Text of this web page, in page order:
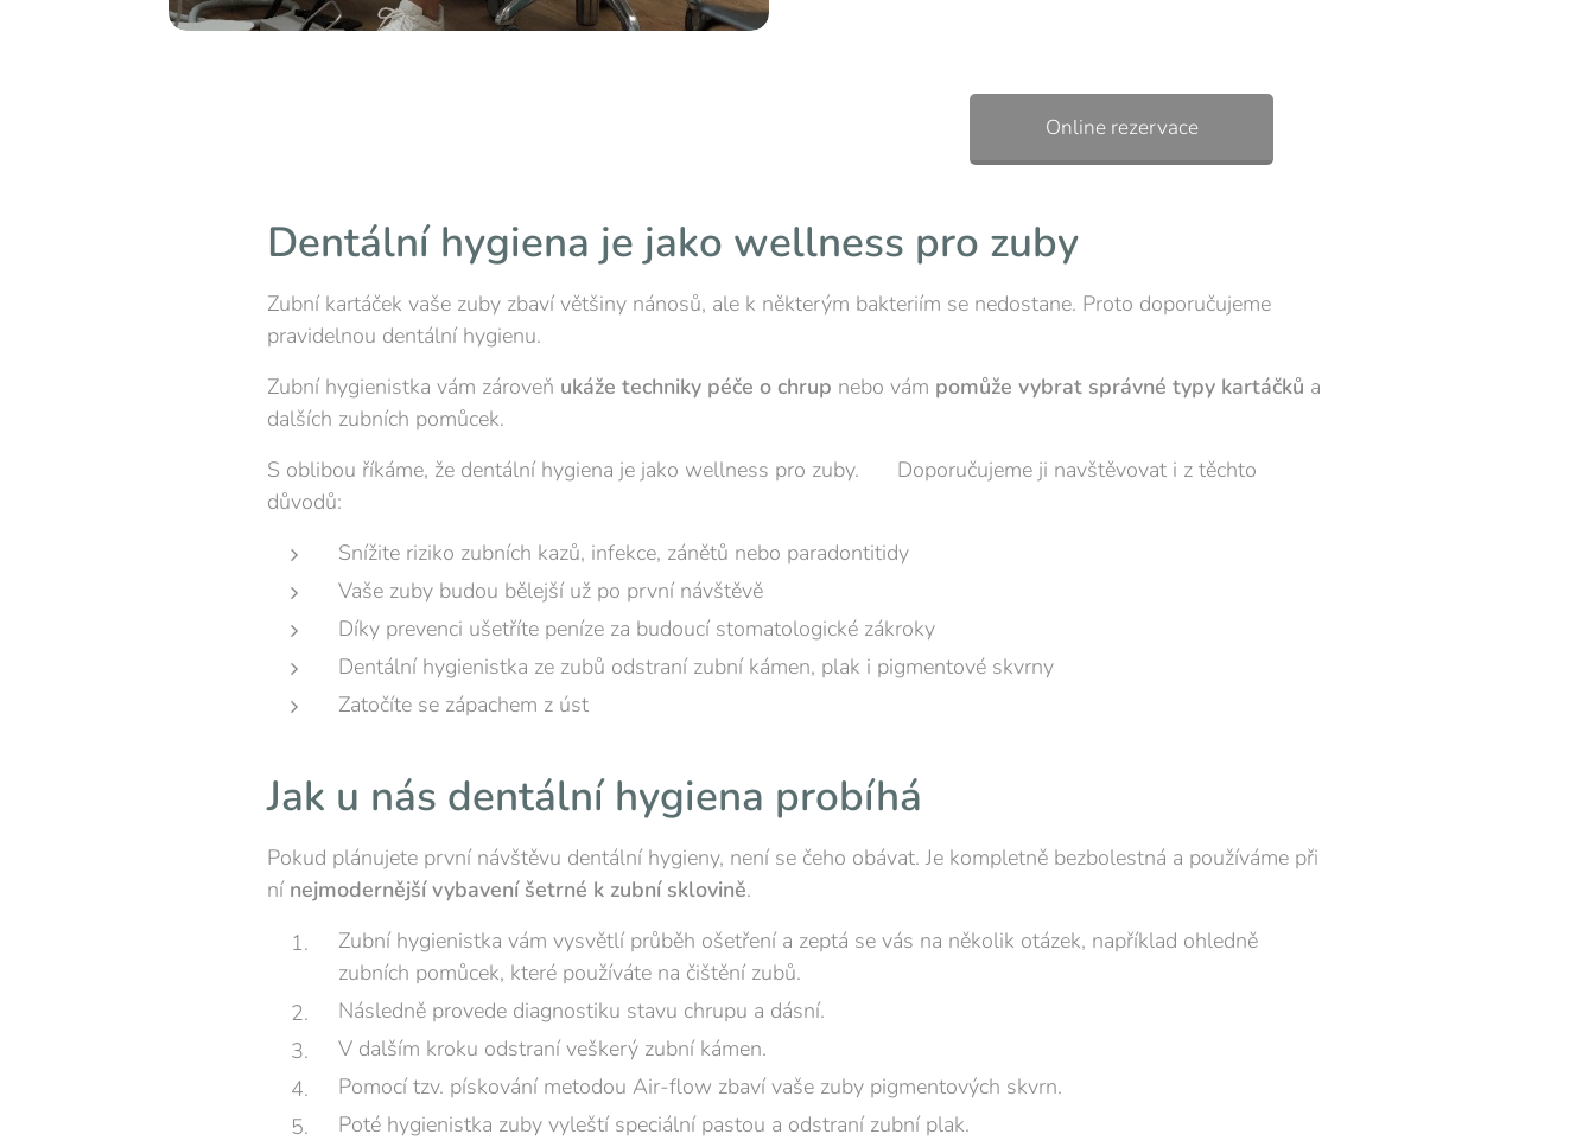
Online rezervace
Dentální hygiena je jako wellness pro zuby
Zubní kartáček vaše zuby zbaví většiny nánosů, ale k některým bakteriím se nedostane. Proto doporučujeme
pravidelnou dentální hygienu.
Zubní hygienistka vám zároveň ukáže techniky péče o chrup nebo vám pomůže vybrat správné typy kartáčků a
dalších zubních pomůcek.
S oblibou říkáme, že dentální hygiena je jako wellness pro zuby. 🙂 Doporučujeme ji navštěvovat i z těchto
důvodů:
Snížite riziko zubních kazů, infekce, zánětů nebo paradontitidy
Vaše zuby budou bělejší už po první návštěvě
Díky prevenci ušetříte peníze za budoucí stomatologické zákroky
Dentální hygienistka ze zubů odstraní zubní kámen, plak i pigmentové skvrny
Zatočíte se zápachem z úst
Jak u nás dentální hygiena probíhá
Pokud plánujete první návštěvu dentální hygieny, není se čeho obávat. Je kompletně bezbolestná a používáme při
ní nejmodernější vybavení šetrné k zubní sklovině.
Zubní hygienistka vám vysvětlí průběh ošetření a zeptá se vás na několik otázek, například ohledně
zubních pomůcek, které používáte na čištění zubů.
Následně provede diagnostiku stavu chrupu a dásní.
V dalším kroku odstraní veškerý zubní kámen.
Pomocí tzv. pískování metodou Air-flow zbaví vaše zuby pigmentových skvrn.
Poté hygienistka zuby vyleští speciální pastou a odstraní zubní plak.